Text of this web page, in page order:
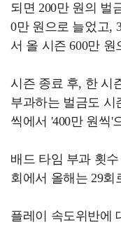
되면 200만 원의 벌
0만 원으로 늘었고,
서 올 시즌 600만
시즌 종료 후, 한 시
부과하는 벌금도 시
씩에서 '400만 원씩'
배드 타임 부과 횟
회에서 올해는 29회
플레이 속도위반에